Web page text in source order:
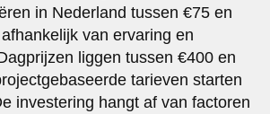
in Nederland tussen €75 en
van ervaring en
liggen tussen €400 en
tarieven starten
investering hangt af van factoren